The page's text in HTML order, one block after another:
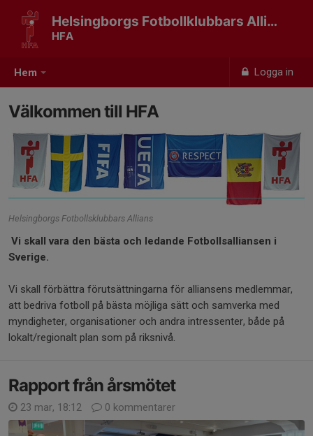
Hem Logga in
Helsingborgs Fotbollklubbars Allians
HFA
Välkommen till HFA
Helsingborgs Fotbollsklubbars Allians
Vi skall vara den bästa och ledande Fotbollsalliansen i
Sverige.
Vi skall förbättra förutsättningarna för alliansens medlemmar,
att bedriva fotboll på bästa möjliga sätt och samverka med
myndigheter, organisationer och andra intressenter, både på
lokalt/regionalt plan som på riksnivå.
Rapport från årsmötet
23 mar, 18:12 0 kommentarer